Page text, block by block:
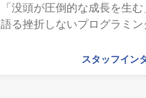
「没頭が圧倒的な成長を生
語る挫折しないプログラミ
スタッフイン